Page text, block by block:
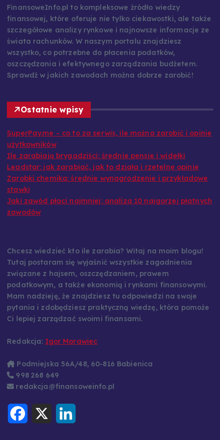
FinansoweInfo.pl to kompleksowe źródło wiedzy
finansowej, które oferuje nie tylko ciekawostki, ale także
szczegółowe analizy rynkowe i najnowsze informacje ze
świata rachunków. W naszym portalu znajdziesz
wszystko, co potrzebne do płacenia podatków,
oszczędzania i efektywnego zarządzania budżetem.
Sprawdź w jakich zawodach można dobrze zarobić!
Ostatnie wpisy
SuperPay.me – co to za serwis, ile można zarobić i opinie
użytkowników
Ile zarabiają brygadziści: średnie pensje i widełki
Leadstar: jak zarabiać, jak to działa i rzetelne opinie
Zarobki chemika: średnie wynagrodzenie i przykładowe
stawki
Jaki zawód płaci najmniej: analiza 10 najgorzej płatnych
zawodów
Chcesz wiedzieć kto ile zarabia? Witaj na moim blogu!
Tutaj postaram się wyjaśnić wszystkie zagadnienia
związane z hajsem, oszczędzaniem, prawem
podatkowym, a także ekonomią i rynkami finansowymi.
Mam nadzieję, że znajdziesz tu odpowiedzi na swoje
pytania i zdobędziesz praktyczną wiedzę, która pomoże
Ci lepiej zarządzać swoimi finansami.
Redakcja: Igor Morawiec
Podmiejska 56A/48, 60-816 Babienica
998 268 649
redakcja@finansoweinfo.pl
X